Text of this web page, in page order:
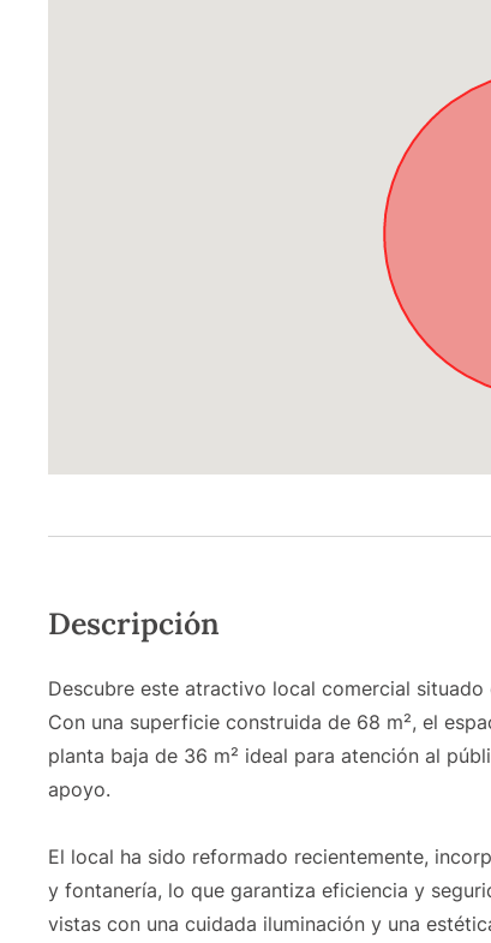
Descripción
Descubre este atractivo local comercial
Con una superficie construida de 68 m², el
planta baja de 36 m² ideal para atención al
apoyo.
El local ha sido reformado recientemente,
y fontanería, lo que garantiza eficiencia y
vistas con una cuidada iluminación y una